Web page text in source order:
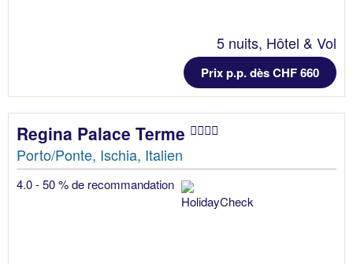
5 nuits, Hôtel & Vol
Prix p.p. dès CHF 660
Regina Palace Terme
Porto/Ponte, Ischia, Italien
4.0 - 50 % de recommandation